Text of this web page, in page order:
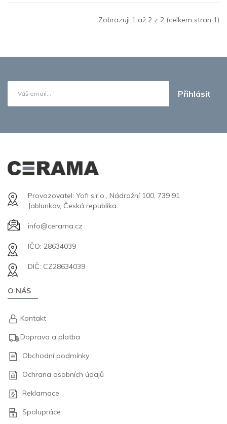
Zobrazuji 1 až 2 z 2 (celkem stran 1)
Přihlásit
Provozovatel: Yofi s.r.o., Nádražní 100, 739 91
Jablunkov, Česká republika
info@cerama.cz
IČO: 28634039
DIČ: CZ28634039
O NÁS
Kontakt
Doprava a platba
Obchodní podmínky
Ochrana osobních údajů
Reklamace
Spolupráce